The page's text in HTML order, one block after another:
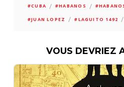
#CUBA / #HABANOS /
#JUAN LOPEZ / #LAGUITO 1492 /
VOUS DEVRIEZ